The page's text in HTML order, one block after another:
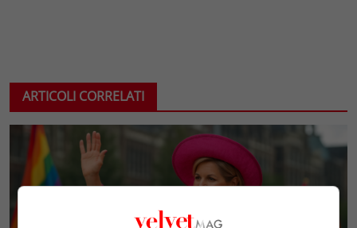
ARTICOLI CORRELATI